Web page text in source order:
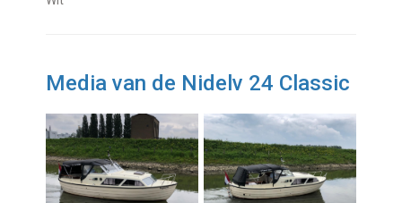
Media van de Nidelv 24 Classic